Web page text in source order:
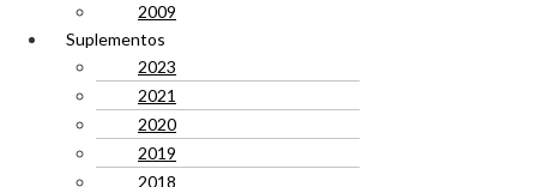
2009
Suplementos
2023
2021
2020
2019
2018